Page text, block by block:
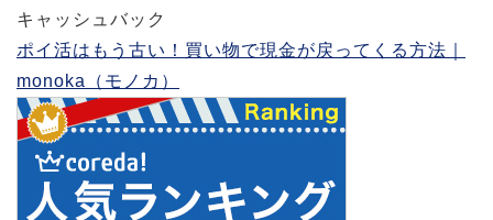
キャッシュバック
ポイ活はもう古い！買い物で現金が戻ってくる方法｜
monoka（モノカ）